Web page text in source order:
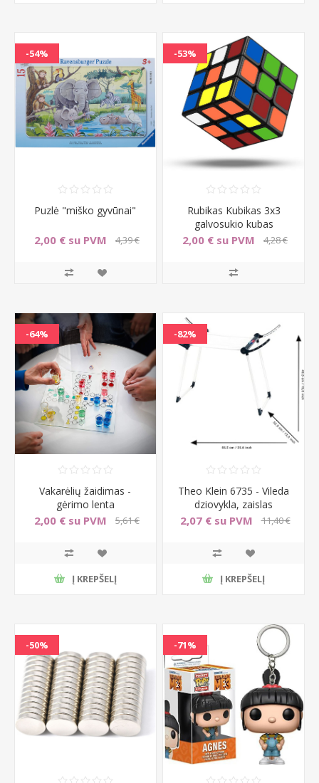
-54%
Puzlė "miško gyvūnai"
2,00 € su PVM
4,39 €
-53%
Rubikas Kubikas 3x3
galvosukio kubas
2,00 € su PVM
4,28 €
-64%
Vakarėlių žaidimas -
gėrimo lenta
2,00 € su PVM
5,61 €
Į KREPŠELĮ
-82%
Theo Klein 6735 - Vileda
dziovykla, zaislas
2,07 € su PVM
11,40 €
Į KREPŠELĮ
-50% -71%